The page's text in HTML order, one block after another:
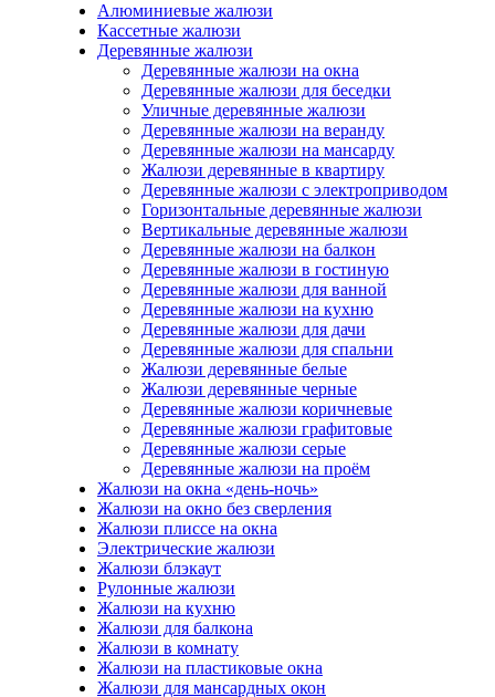
Алюминиевые жалюзи
Кассетные жалюзи
Деревянные жалюзи
Деревянные жалюзи на окна
Деревянные жалюзи для беседки
Уличные деревянные жалюзи
Деревянные жалюзи на веранду
Деревянные жалюзи на мансарду
Жалюзи деревянные в квартиру
Деревянные жалюзи с электроприводом
Горизонтальные деревянные жалюзи
Вертикальные деревянные жалюзи
Деревянные жалюзи на балкон
Деревянные жалюзи в гостиную
Деревянные жалюзи для ванной
Деревянные жалюзи на кухню
Деревянные жалюзи для дачи
Деревянные жалюзи для спальни
Жалюзи деревянные белые
Жалюзи деревянные черные
Деревянные жалюзи коричневые
Деревянные жалюзи графитовые
Деревянные жалюзи серые
Деревянные жалюзи на проём
Жалюзи на окна «день-ночь»
Жалюзи на окно без сверления
Жалюзи плиссе на окна
Электрические жалюзи
Жалюзи блэкаут
Рулонные жалюзи
Жалюзи на кухню
Жалюзи для балкона
Жалюзи в комнату
Жалюзи на пластиковые окна
Жалюзи для мансардных окон